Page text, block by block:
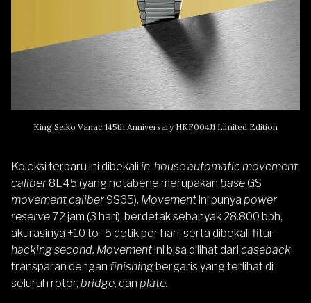
King Seiko Vanac 145th Anniversary HKF004J1 Limited Edition
Koleksi terbaru ini dibekali in-house automatic movement
caliber8L45 (yang notabene merupakan baseGS
movement caliber9S65). Movementini punya power
reserve72 jam (3 hari), berdetak sebanyak 28.800 bph,
akurasinya +10 to -5 detik per hari, serta dibekali fitur
hacking second. Movementini bisa dilihat dari caseback
transparan dengan finishingbergaris yang terlihat di
seluruh rotor, bridge, dan plate.